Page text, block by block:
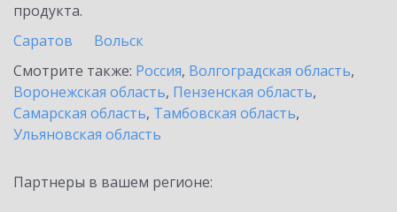
продукта.
Саратов
Вольск
Смотрите также: Россия, Волгоградская область,
Воронежская область, Пензенская область,
Самарская область, Тамбовская область,
Ульяновская область
Партнеры в вашем регионе: